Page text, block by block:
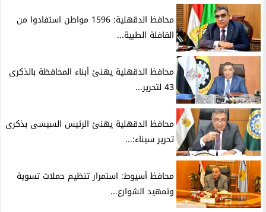
محافظ الدقهلية: 1596 مواطن استفادوا من
القافلة الطبية...
محافظ الدقهلية يهنئ أبناء المحافظة بالذكرى
43 لتحرير...
محافظ الدقهلية يهنئ الرئيس السيسى بذكرى
تحرير سيناء:...
محافظ أسيوط: استمرار تنظيم حملات تسوية
وتمهيد الشوارع...